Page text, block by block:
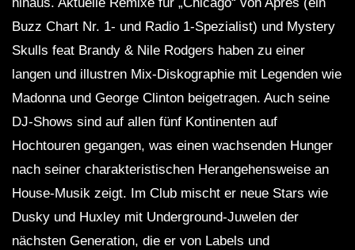
Buzz Chart Nr. 1- und Radio 1-Spezialist) und Mystery
Skulls feat Brandy & Nile Rodgers haben zu einer
langen und illustren Mix-Diskographie mit Legenden wie
Madonna und George Clinton beigetragen. Auch seine
DJ-Shows sind auf allen fünf Kontinenten auf
Hochtouren gegangen, was einen wachsenden Hunger
nach seiner charakteristischen Herangehensweise an
House-Musik zeigt. Im Club mischt er neue Stars wie
Dusky und Huxley mit Underground-Juwelen der
nächsten Generation, die er von Labels und